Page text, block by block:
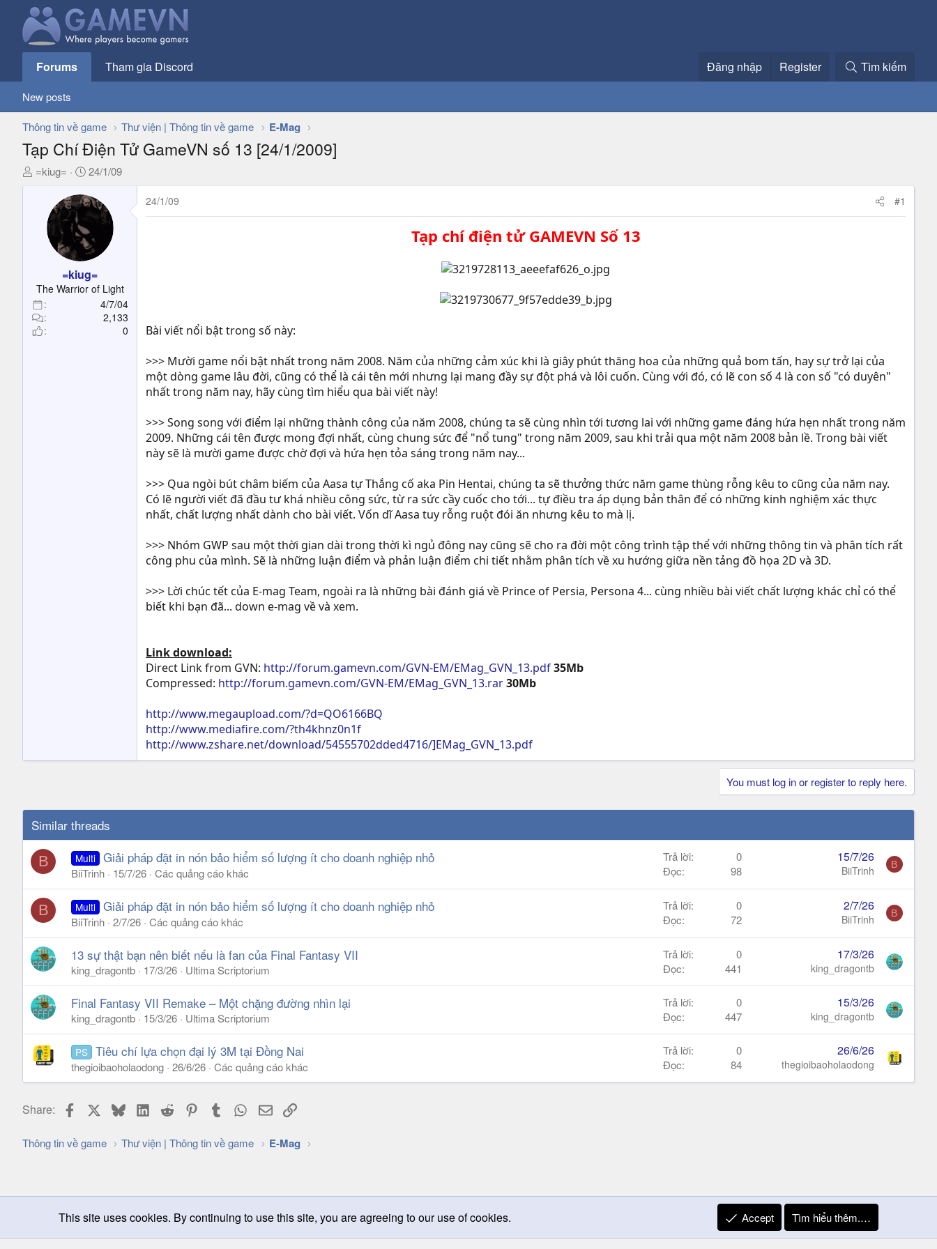
Forums Tham gia Discord Đăng nhập Register Tìm kiếm
New posts
Thông tin về game Thư viện | Thông tin về game E-Mag
Tạp Chí Điện Tử GameVN số 13 [24/1/2009]
T
a
r
t
e
=kiug=
N
à
y
g
ử
i
24/1/09
=kiug=
The Warrior of Light
4/7/04
2,133
0
24/1/09 #1
Tạp chí điện tử GAMEVN Số 13
Bài viết nổi bật trong số này:
>>> Mười game nổi bật nhất trong năm 2008. Năm của những cảm xúc khi là giây phút thăng hoa của những quả bom tấn, hay sự trở lại của
một dòng game lâu đời, cũng có thể là cái tên mới nhưng lại mang đầy sự đột phá và lôi cuốn. Cùng với đó, có lẽ con số 4 là con số "có duyên"
nhất trong năm nay, hãy cùng tìm hiểu qua bài viết này!
>>> Song song với điểm lại những thành công của năm 2008, chúng ta sẽ cùng nhìn tới tương lai với những game đáng hứa hẹn nhất trong năm
2009. Những cái tên được mong đợi nhất, cùng chung sức để "nổ tung" trong năm 2009, sau khi trải qua một năm 2008 bản lề. Trong bài viết
này sẽ là mười game được chờ đợi và hứa hẹn tỏa sáng trong năm nay...
>>> Qua ngòi bút châm biếm của Aasa tự Thắng cố aka Pin Hentai, chúng ta sẽ thưởng thức năm game thùng rỗng kêu to cũng của năm nay.
Có lẽ người viết đã đầu tư khá nhiều công sức, từ ra sức cầy cuốc cho tới... tự điều tra áp dụng bản thân để có những kinh nghiệm xác thực
nhất, chất lượng nhất dành cho bài viết. Vốn dĩ Aasa tuy rỗng ruột đói ăn nhưng kêu to mà lị.
>>> Nhóm GWP sau một thời gian dài trong thời kì ngủ đông nay cũng sẽ cho ra đời một công trình tập thể với những thông tin và phân tích rất
công phu của mình. Sẽ là những luận điểm và phản luận điểm chi tiết nhằm phân tích về xu hướng giữa nền tảng đồ họa 2D và 3D.
>>> Lời chúc tết của E-mag Team, ngoài ra là những bài đánh giá về Prince of Persia, Persona 4... cùng nhiều bài viết chất lượng khác chỉ có thể
biết khi bạn đã... down e-mag về và xem.
Link download:
Direct Link from GVN: http://forum.gamevn.com/GVN-EM/EMag_GVN_13.pdf35Mb
Compressed: http://forum.gamevn.com/GVN-EM/EMag_GVN_13.rar30Mb
http://www.megaupload.com/?d=QO6166BQ
http://www.mediafire.com/?th4khnz0n1f
http://www.zshare.net/download/54555702dded4716/]EMag_GVN_13.pdf
You must log in or register to reply here.
Similar threads
B Multi Giải pháp đặt in nón bảo hiểm số lượng ít cho doanh nghiệp nhỏ
BiiTrinh 15/7/26 Các quảng cáo khác
Trả lời
0
Đọc
98
15/7/26
BiiTrinh B
B Multi Giải pháp đặt in nón bảo hiểm số lượng ít cho doanh nghiệp nhỏ
BiiTrinh 2/7/26 Các quảng cáo khác
Trả lời
0
Đọc
72
2/7/26
BiiTrinh B
13 sự thật bạn nên biết nếu là fan của Final Fantasy VII
king_dragontb 17/3/26 Ultima Scriptorium
Trả lời
0
Đọc
441
17/3/26
king_dragontb
Final Fantasy VII Remake – Một chặng đường nhìn lại
king_dragontb 15/3/26 Ultima Scriptorium
Trả lời
0
Đọc
447
15/3/26
king_dragontb
PS Tiêu chí lựa chọn đại lý 3M tại Đồng Nai
thegioibaoholaodong 26/6/26 Các quảng cáo khác
Trả lời
0
Đọc
84
26/6/26
thegioibaoholaodong
Share: FacebookBlueskyLinkedIn
Reddit Pinterest
Tumblr WhatsApp
EmailLink
Thông tin về game Thư viện | Thông tin về game E-Mag
Chọn giao diện Change width Quy định và Nội quy Privacy Policy Trợ giúp
S
This site uses cookies. By continuing to use this site, you are agreeing to our use of cookies. Accept Tìm hiểu thêm.…